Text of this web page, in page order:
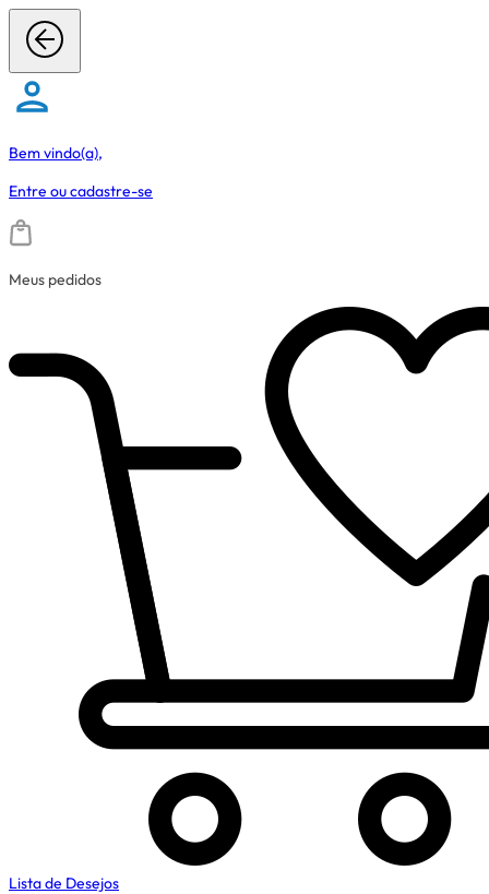
Bem vindo(a),
Entre oucadastre-se
Meus pedidos
Lista de Desejos